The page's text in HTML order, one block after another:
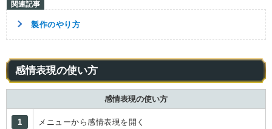
製作のやり方
感情表現の使い方
感情表現の使い方
1 メニューから感情表現を開く